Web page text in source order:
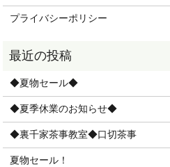
プライバシーポリシー
◆夏物セール◆
◆夏季休業のお知らせ◆
◆裏千家茶事教室◆口切茶事
夏物セール！